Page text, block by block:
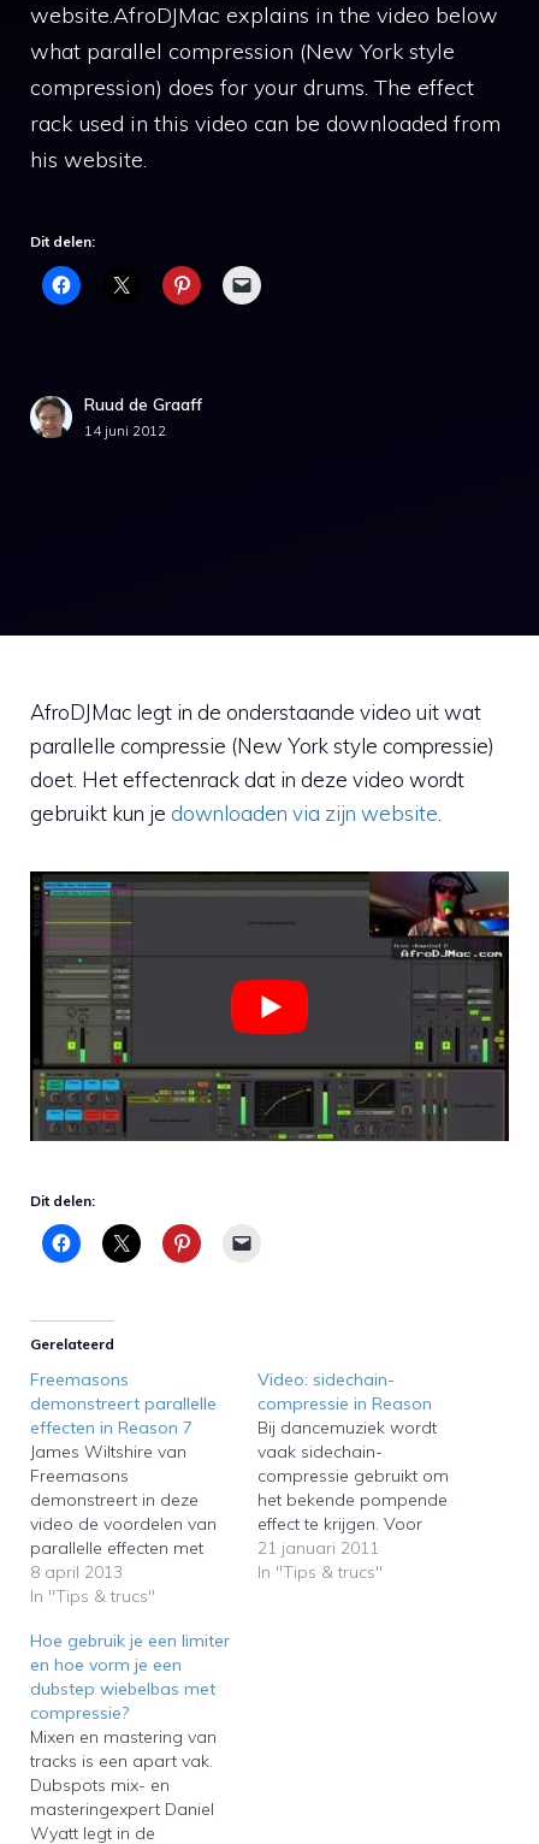
website.AfroDJMac explains in the video below
what parallel compression (New York style
compression) does for your drums. The effect
rack used in this video can be downloaded from
his website.
Dit delen:
Ruud de Graaff
14 juni 2012
AfroDJMac legt in de onderstaande video uit wat
parallelle compressie (New York style compressie)
doet. Het effectenrack dat in deze video wordt
gebruikt kun je downloaden via zijn website.
Dit delen:
Gerelateerd
Freemasons
demonstreert parallelle
effecten in Reason 7
James Wiltshire van
Freemasons
demonstreert in deze
video de voordelen van
parallelle effecten met
behulp van Reason 7. In
Reason 7, dat op 30 april
uitgebracht, is de
toepassing van parallelle
effecten als compressie
nog eenvoudiger
geworden met behulp
van de mixer die is
geïnspireerd op de
beroemde…
8 april 2013
In "Tips & trucs"
Video: sidechain-
compressie in Reason
Bij dancemuziek wordt
vaak sidechain-
compressie gebruikt om
het bekende pompende
effect te krijgen. Voor
beginnende Reason-
gebruikers kan het lastig
21 januari 2011
In "Tips & trucs"
Hoe gebruik je een limiter
en hoe vorm je een
dubstep wiebelbas met
compressie?
Mixen en mastering van
tracks is een apart vak.
Dubspots mix- en
masteringexpert Daniel
Wyatt legt in de